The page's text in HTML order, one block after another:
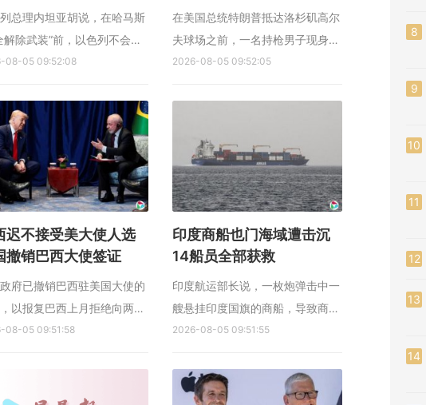
总理内坦亚胡说，在哈马斯
解除武装”前，以色列不会从
带现有控制区域撤军，以方
报道，内坦亚胡星期二（8
）在社交媒体发布视频说，
未接受美国总统特朗普7月
布的有关哈马斯解除武装的
08-05 09:52:08
在美国总统特朗普抵达洛杉矶高尔
夫球场之前，一名持枪男子现身高
球场，已被当地警方逮捕。 综合
来自加利福尼亚州唐尼市
（Downey）。便衣联邦特工2日
发现他在特朗普的...
2026-08-05 09:52:05
迟不接受美大使人选
撤销巴西大使签证
府已撤销巴西驻美国大使的
以报复巴西上月拒绝向两名
院官员发放签证，以及迟迟
08-05 09:51:58
印度商船也门海域遭击沉
14船员全部获救
印度航运部长说，一枚炮弹击中一
艘悬挂印度国旗的商船，导致商船
在也门附近海域倾覆沉没，但船上
道，印度港口、航运和水道部长索
诺瓦尔星期二（8月4日）在社媒
2026-08-05 09:51:55
8
9
10
11
12
13
14